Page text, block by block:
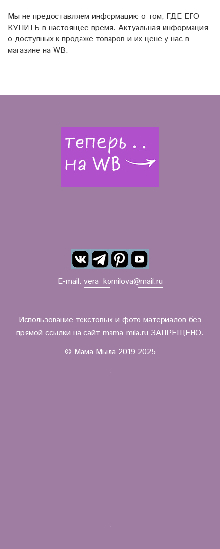
Мы не предоставляем информацию о том, ГДЕ ЕГО
КУПИТЬ в настоящее время. Актуальная информация
о доступных к продаже товаров и их цене у нас в
магазине на WB.
E-mail: vera_kornilova@mail.ru
Использование текстовых и фото материалов без
прямой ссылки на сайт mama-mila.ru ЗАПРЕЩЕНО.
© Мама Мыла 2019-2025
.
.